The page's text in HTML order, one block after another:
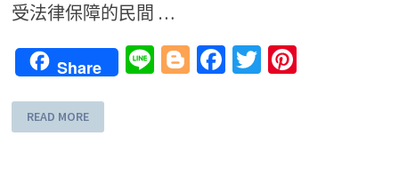
受法律保障的民間 …
Share LineBlogger
Facebook
Twitter
READ MORE